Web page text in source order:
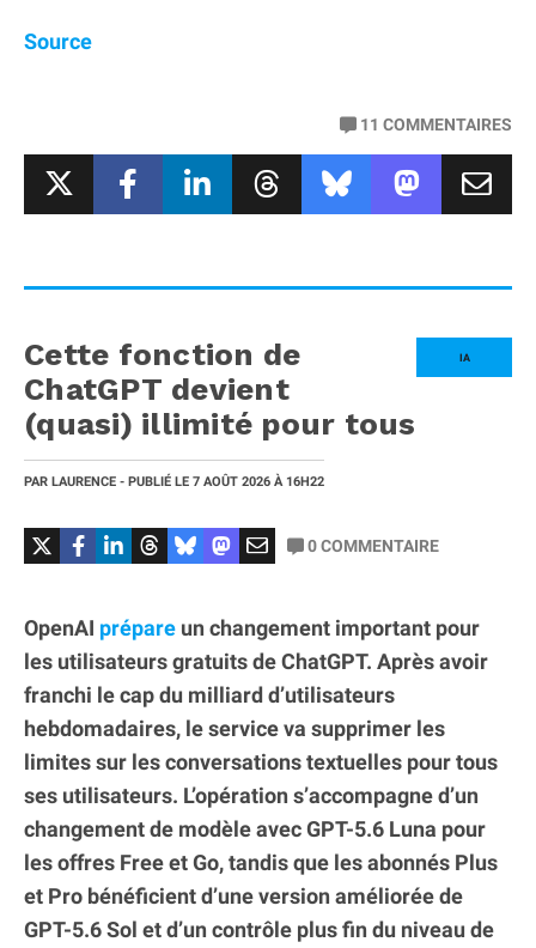
Source
11 COMMENTAIRES
IA
Cette fonction de
ChatGPT devient
(quasi) illimité pour tous
PAR LAURENCE - PUBLIÉ LE 7 AOÛT 2026 À 16H22
0COMMENTAIRE
OpenAI prépare un changement important pour
les utilisateurs gratuits de ChatGPT. Après avoir
franchi le cap du milliard d’utilisateurs
hebdomadaires, le service va supprimer les
limites sur les conversations textuelles pour tous
ses utilisateurs. L’opération s’accompagne d’un
changement de modèle avec GPT-5.6 Luna pour
les offres Free et Go, tandis que les abonnés Plus
et Pro bénéficient d’une version améliorée de
GPT-5.6 Sol et d’un contrôle plus fin du niveau de